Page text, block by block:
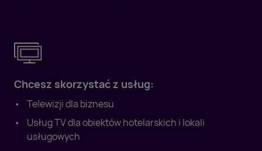
Chcesz skorzystać z usług:
Telewizji dla biznesu
Usług TV dla obiektów hotelarskich i lokali
usługowych